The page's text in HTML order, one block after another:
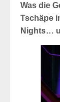
Was die
Tschäpe
Nights…